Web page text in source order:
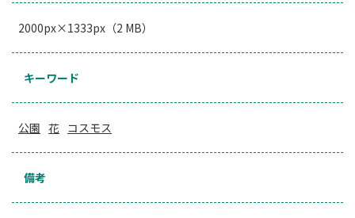
2000px×1333px（2 MB）
キーワード
公園 花 コスモス
備考